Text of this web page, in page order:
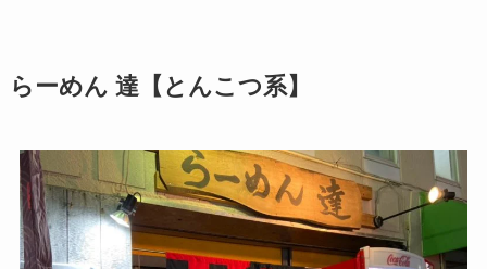
らーめん 達【とんこつ系】